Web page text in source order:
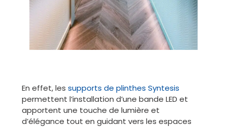
En effet, les supports de plinthes Syntesis
permettent l’installation d’une bande LED et
apportent une touche de lumière et
d’élégance tout en guidant vers les espaces